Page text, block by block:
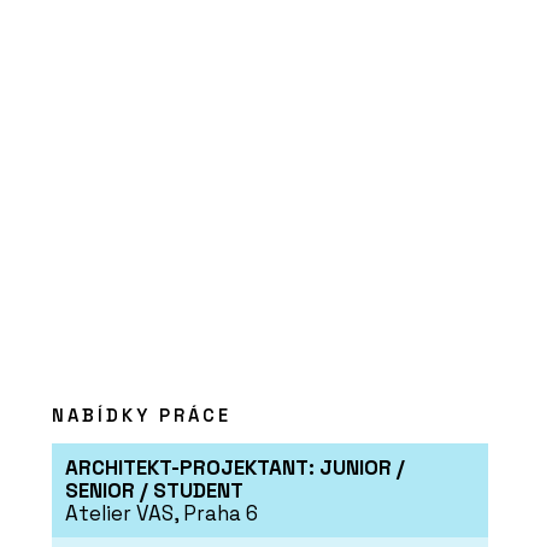
NABÍDKY PRÁCE
ARCHITEKT-PROJEKTANT: JUNIOR /
SENIOR / STUDENT
Atelier VAS, Praha 6